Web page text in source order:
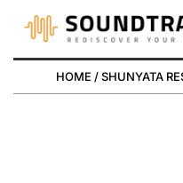
HOME /SHUNYATA